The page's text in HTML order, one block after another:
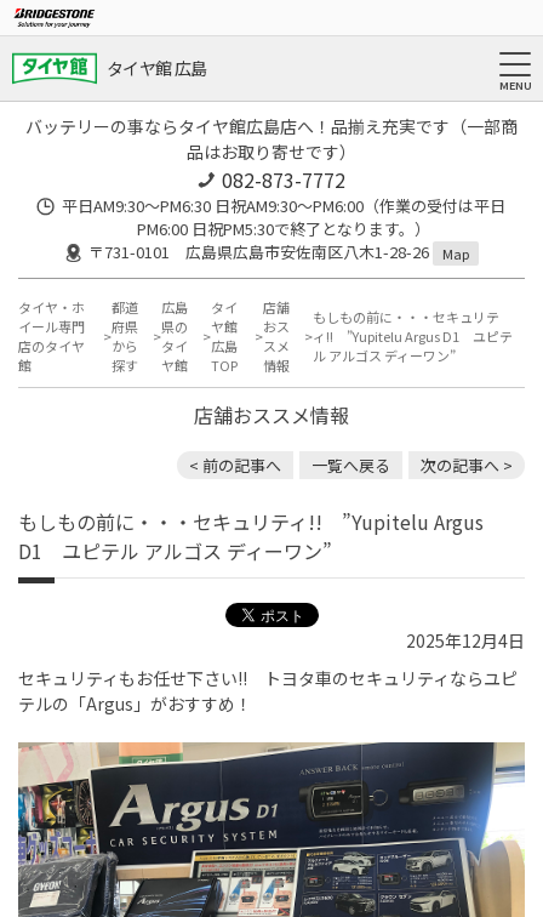
タイヤ館 広島
バッテリーの事ならタイヤ館広島店へ！品揃え充実です（一部商
品はお取り寄せです）
082-873-7772
平日AM9:30～PM6:30 日祝AM9:30〜PM6:00（作業の受付は平日
PM6:00 日祝PM5:30で終了となります。）
〒731-0101 広島県広島市安佐南区八木1-28-26
Map
タイヤ・ホ
イール専門
店のタイヤ
館
都道
府県
から
探す
広島
県の
タイ
ヤ館
タイ
ヤ館
広島
TOP
店舗
おス
スメ
情報
もしもの前に・・・セキュリテ
ィ!! ”Yupitelu Argus D1 ユピテ
ル アルゴス ディーワン”
店舗おススメ情報
< 前の記事へ 一覧へ戻る 次の記事へ >
もしもの前に・・・セキュリティ!! ”Yupitelu Argus
D1 ユピテル アルゴス ディーワン”
2025年12月4日
セキュリティもお任せ下さい!! トヨタ車のセキュリティならユピ
テルの「Argus」がおすすめ！